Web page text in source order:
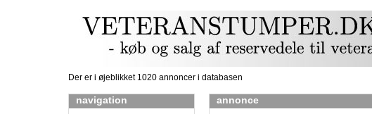
Der er i øjeblikket 1020 annoncer i databasen
navigation
annonce